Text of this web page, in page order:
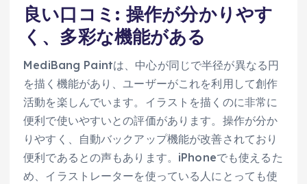
良い口コミ: 操作が分かりやす
く、多彩な機能がある
MediBang Paintは、中心が同じで半径が異なる円
を描く機能があり、ユーザーがこれを利用して創作
活動を楽しんでいます。イラストを描くのに非常に
便利で使いやすいとの評価があります。操作が分か
りやすく、自動バックアップ機能が改善されており
便利であるとの声もあります。iPhoneでも使えるた
め、イラストレーターを使っている人にとっても使